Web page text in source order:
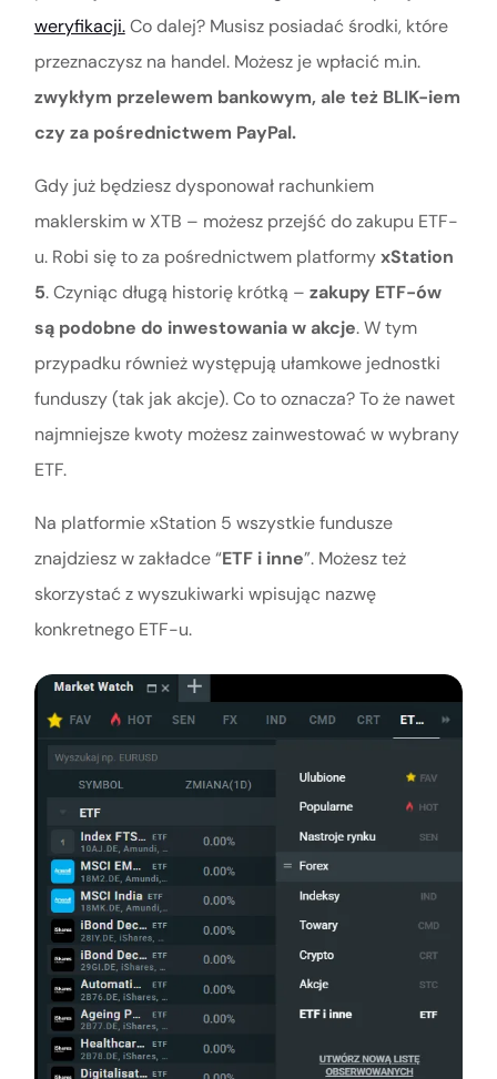
weryfikacji.Co dalej? Musisz posiadać środki, które
przeznaczysz na handel. Możesz je wpłacić m.in.
zwykłym przelewem bankowym, ale też BLIK-iem
czy za pośrednictwem PayPal.
Gdy już będziesz dysponował rachunkiem
maklerskim w XTB – możesz przejść do zakupu ETF-
u. Robi się to za pośrednictwem platformyxStation
5. Czyniąc długą historię krótką – zakupy ETF-ów
są podobne do inwestowania w akcje. W tym
przypadku również występują ułamkowe jednostki
funduszy (tak jak akcje). Co to oznacza? To że nawet
najmniejsze kwoty możesz zainwestować w wybrany
ETF.
Na platformie xStation 5 wszystkie fundusze
znajdziesz w zakładce “ETF i inne”. Możesz też
skorzystać z wyszukiwarki wpisując nazwę
konkretnego ETF-u.